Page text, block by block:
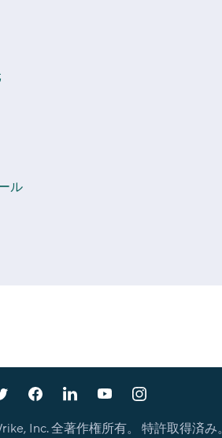
ル
Inc. 全著作権所有。 特許取得済み